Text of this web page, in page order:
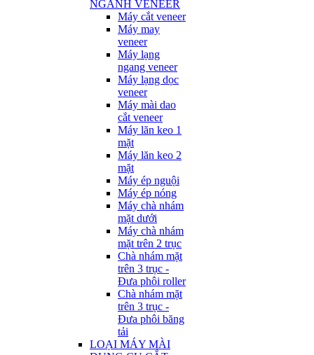
NGÀNH VENEER
Máy cắt veneer
Máy may
veneer
Máy lạng
ngang veneer
Máy lạng dọc
veneer
Máy mài dao
cắt veneer
Máy lăn keo 1
mặt
Máy lăn keo 2
mặt
Máy ép nguội
Máy ép nóng
Máy chà nhám
mặt dưới
Máy chà nhám
mặt trên 2 trục
Chà nhám mặt
trên 3 trục -
Đưa phôi roller
Chà nhám mặt
trên 3 trục -
Đưa phôi băng
tải
LOẠI MÁY MÀI